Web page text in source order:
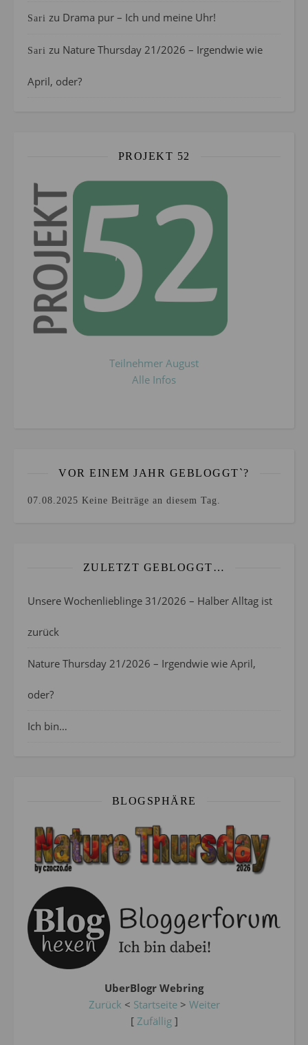
Sari zu Drama pur – Ich und meine Uhr!
Sari zu Nature Thursday 21/2026 – Irgendwie wie
April, oder?
PROJEKT 52
Teilnehmer August
Alle Infos
VOR EINEM JAHR GEBLOGGT`?
07.08.2025 Keine Beiträge an diesem Tag.
ZULETZT GEBLOGGT…
Unsere Wochenlieblinge 31/2026 – Halber Alltag ist
zurück
Nature Thursday 21/2026 – Irgendwie wie April,
oder?
Ich bin…
BLOGSPHÄRE
UberBlogr Webring
Zurück < Startseite> Weiter
[ Zufällig]